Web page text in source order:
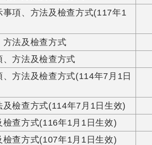
項、方法及檢查方式(117年1
方法及檢查方式
方法及檢查方式
方法及檢查方式(114年7月1日
檢查方式(114年7月1日生效)
查方式(116年1月1日生效)
查方式(107年1月1日生效)